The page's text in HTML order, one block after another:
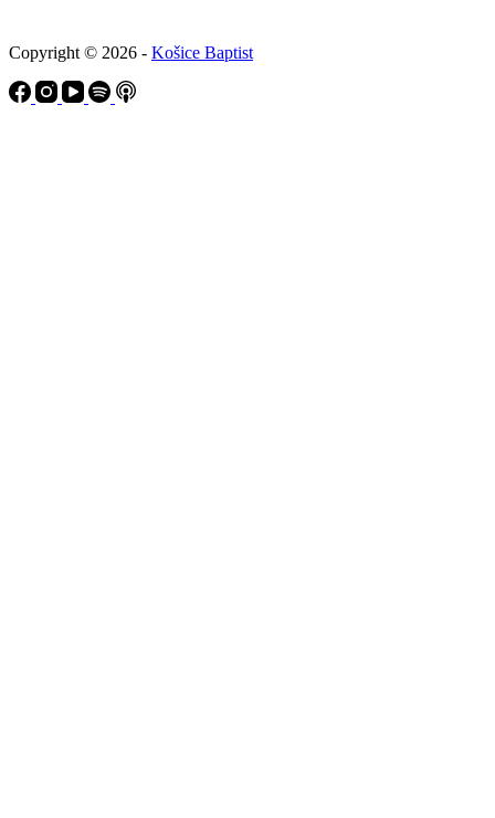
Copyright © 2026 - Košice Baptist